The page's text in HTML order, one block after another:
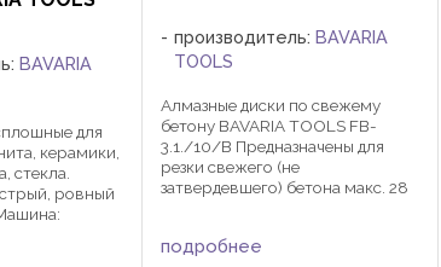
BAVARIA
для
керамики,
стекла.
ровный
с
Диаметр
производитель:BAVARIA
TOOLS
Алмазные диски по свежему
бетону BAVARIA TOOLS FB-
3.1./10/B Предназначены для
резки свежего (не
затвердевшего) бетона макс. 28
заказчика. Диаметр Посадка
подробнее